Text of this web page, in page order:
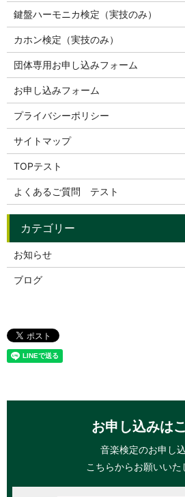
鍵盤ハーモニカ検定（実技のみ）
カホン検定（実技のみ）
団体専用お申し込みフォーム
お申し込みフォーム
プライバシーポリシー
サイトマップ
TOPテスト
よくあるご質問 テスト
お知らせ
ブログ
お申し込みは
音楽検定のお申し
こちらからお願いいた